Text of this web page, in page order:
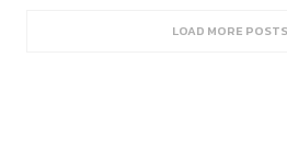
LOAD MORE POSTS